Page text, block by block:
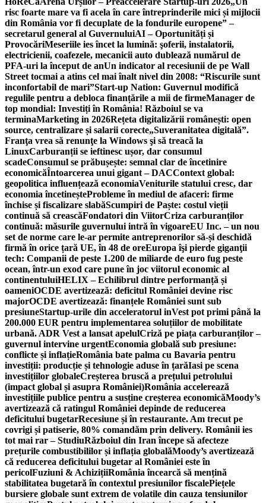
risc foarte mare va fi acela în care întreprinderile mici și mijlocii
din România vor fi decuplate de la fondurile europene” –
secretarul general al GuvernuluiAI – Oportunități și
ProvocăriMeseriile ies încet la lumină: şoferii, instalatorii,
electricienii, coafezele, mecanicii auto dublează numărul de
PFA-uri la început de anUn indicator al recesiunii de pe Wall
Street tocmai a atins cel mai înalt nivel din 2008: “Riscurile sunt
inconfortabil de mari”Start-up Nation: Guvernul modifică
regulile pentru a debloca finanțările a mii de firmeManager de
top mondial: Investiți în România! Războiul se va
terminaMarketing in 2026Rețeta digitalizării românești: open
source, centralizare și salarii corecte„Suveranitatea digitală”.
Franţa vrea să renunţe la Windows şi să treacă la
LinuxCarburanții se ieftinesc ușor, dar consumul
scadeConsumul se prăbușește: semnal clar de încetinire
economicăÎntoarcerea unui gigant – DACContext global:
geopolitica influențează economiaVeniturile statului cresc, dar
economia încetineșteProbleme în mediul de afaceri: firme
închise și fiscalizare slabăScumpiri de Paște: costul vieții
continuă să creascăFondatori din ViitorCriza carburanților
continuă: măsurile guvernului intră în vigoareEU Inc. – un nou
set de norme care le-ar permite antreprenorilor să-și deschidă
firmă în orice țară UE, în 48 de oreEuropa îşi pierde giganţii
tech: Companii de peste 1.200 de miliarde de euro fug peste
ocean, într-un exod care pune în joc viitorul economic al
continentuluiHELIX – Echilibrul dintre performanță și
oameniOCDE avertizează: deficitul României devine risc
majorOCDE avertizează: finanțele României sunt sub
presiuneStartup-urile din acceleratorul inVest pot primi până la
200.000 EUR pentru implementarea soluțiilor de mobilitate
urbană. ADR Vest a lansat apelulCriză pe piața carburanților –
guvernul intervine urgentEconomia globală sub presiune:
conflicte și inflațieRomânia bate palma cu Bavaria pentru
investiții: producție și tehnologie aduse în țarăIasi pe scena
investițiilor globaleCreșterea bruscă a prețului petrolului
(impact global și asupra României)România accelerează
investițiile publice pentru a susține creșterea economicăMoody’s
avertizează că ratingul României depinde de reducerea
deficitului bugetarRecesiune și în restaurante. Am trecut pe
covrigi și patiserie, 80% comandăm prin delivery. Românii ies
tot mai rar – StudiuRăzboiul din Iran începe să afecteze
prețurile combustibililor și inflația globalăMoody’s avertizează
că reducerea deficitului bugetar al României este în
pericolFuziuni & AchizițiiRomânia încearcă să mențină
stabilitatea bugetară în contextul presiunilor fiscalePiețele
bursiere globale sunt extrem de volatile din cauza tensiunilor